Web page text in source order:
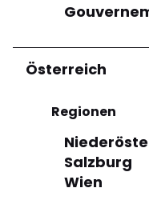
Österreich
Regionen
Salzburg
Wien